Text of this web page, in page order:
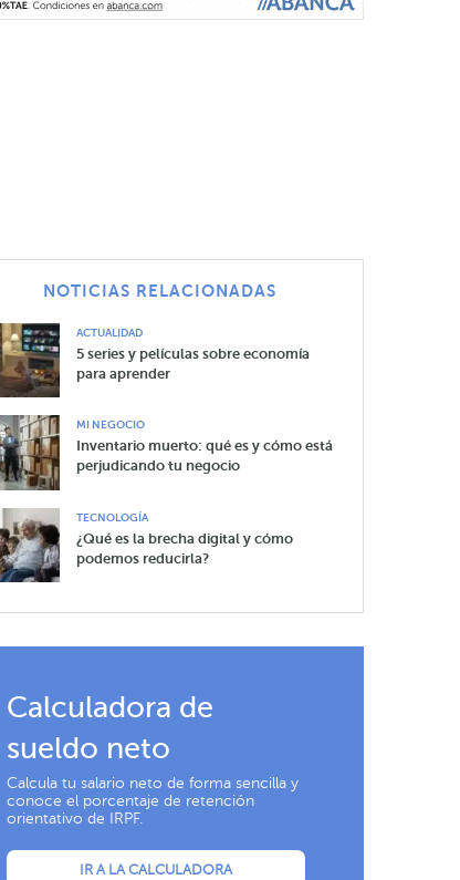
NOTICIAS RELACIONADAS
ACTUALIDAD
5 series y películas sobre economía
para aprender
MI NEGOCIO
Inventario muerto: qué es y cómo está
perjudicando tu negocio
TECNOLOGÍA
¿Qué es la brecha digital y cómo
podemos reducirla?
Calculadora de
sueldo neto
Calcula tu salario neto de forma sencilla y
conoce el porcentaje de retención
orientativo de IRPF.
IR A LA CALCULADORA